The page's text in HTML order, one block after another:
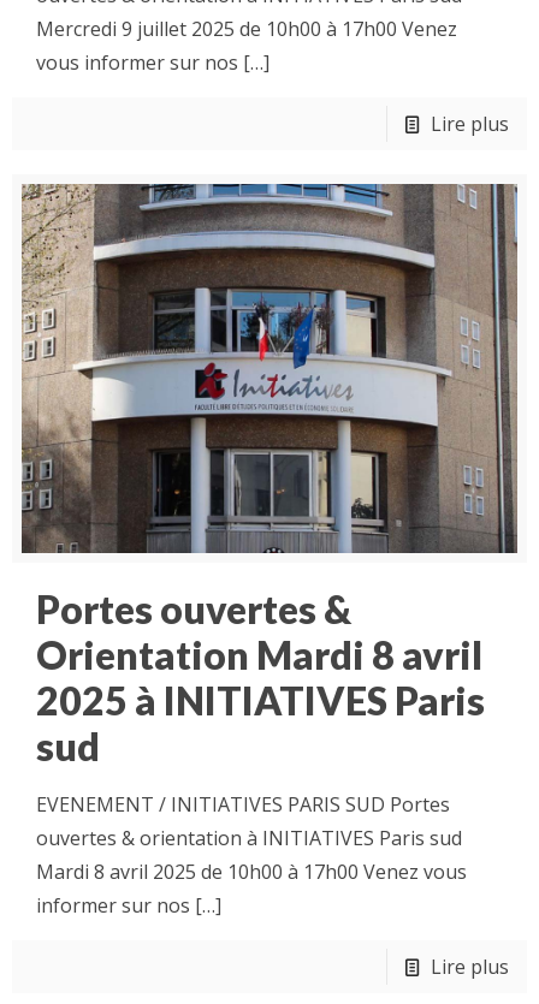
Mercredi 9 juillet 2025 de 10h00 à 17h00 Venez
vous informer sur nos […]
Lire plus
Portes ouvertes &
Orientation Mardi 8 avril
2025 à INITIATIVES Paris
sud
EVENEMENT / INITIATIVES PARIS SUD Portes
ouvertes & orientation à INITIATIVES Paris sud
Mardi 8 avril 2025 de 10h00 à 17h00 Venez vous
informer sur nos […]
Lire plus